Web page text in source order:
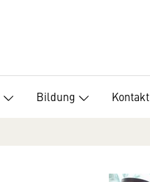
Bildung Kontakt